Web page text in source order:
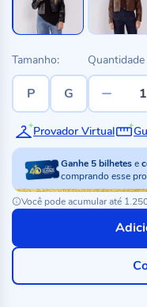
Tamanho:
P G
Quantidade
Provador Virtual
Ganhe5bilhetese
comprando esse
Você pode acumular até